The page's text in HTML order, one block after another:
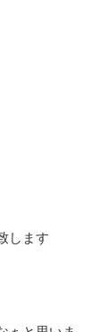
します